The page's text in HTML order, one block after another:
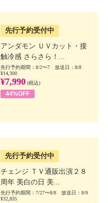
先行予約受付中
アンダモン ＵＶカット・接
触冷感 さらさら！...
先行予約期間：8/2〜7 放送日：8/8
¥14,300
¥7,990 (税込)
44%OFF
先行予約受付中
チェンジ ＴＶ通販出演２８
周年 美白の日 美...
先行予約期間：7/27〜8/8 放送日：8/9
¥32,835